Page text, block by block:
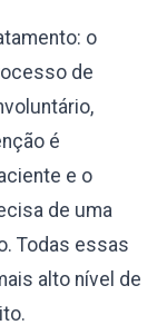
o
de
é
e o
de uma
Todas essas
alto nível de